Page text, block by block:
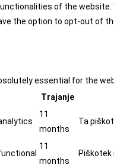
of the website.
the option to opt-out of
essential for the
Trajanje
11
months
Ta
11
months
Piškotek